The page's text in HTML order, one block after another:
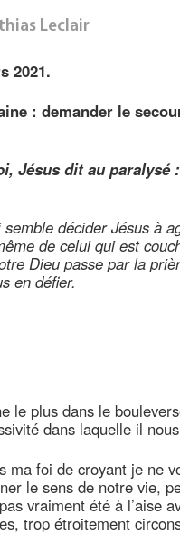
Leclair
2021.
: demander le
Jésus dit au paralysé
décider Jésus à
de celui qui est
Dieu passe par la
en défier.
le plus dans le
dans laquelle il
ma foi de croyant je ne
le sens de notre vie,
vraiment été à l’aise
trop étroitement